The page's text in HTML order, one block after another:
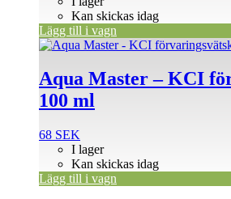
Kan skickas idag
Lägg till i vagn
Aqua Master – KCI
100 ml
68 SEK
I lager
Kan skickas idag
Lägg till i vagn